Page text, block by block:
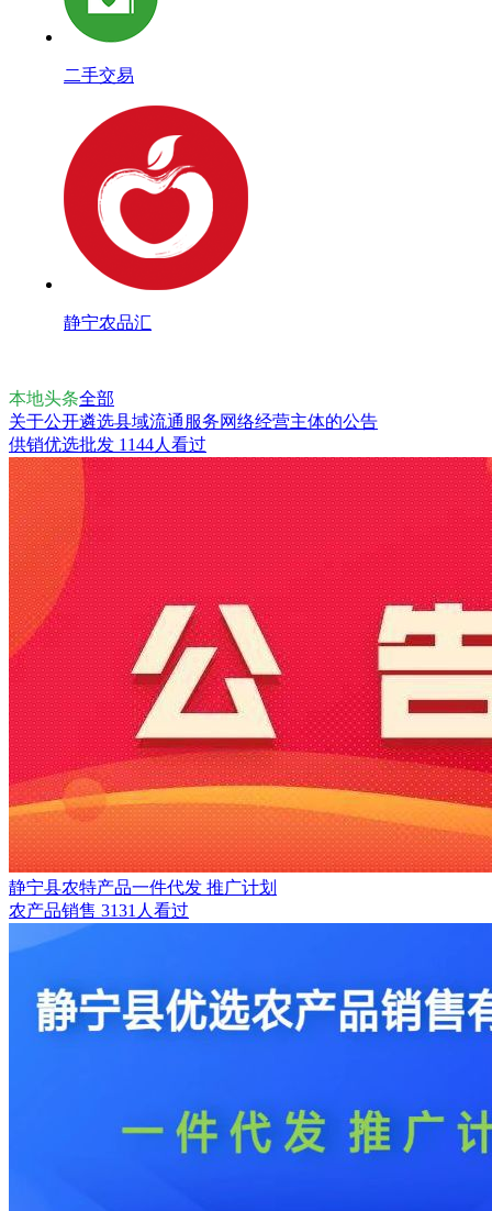
二手交易
静宁农品汇
本地头条全部
关于公开遴选县域流通服务网络经营主体的公告
供销优选批发 1144人看过
静宁县农特产品一件代发 推广计划
农产品销售 3131人看过